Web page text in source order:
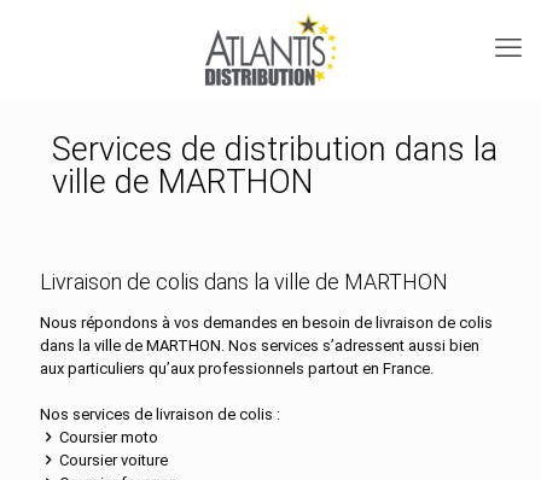
Services de distribution dans la
ville de MARTHON
Livraison de colis dans la ville de MARTHON
Nous répondons à vos demandes en besoin de livraison de colis
dans la ville de MARTHON. Nos services s’adressent aussi bien
aux particuliers qu’aux professionnels partout en France.
Nos services de livraison de colis :
Coursier moto
Coursier voiture